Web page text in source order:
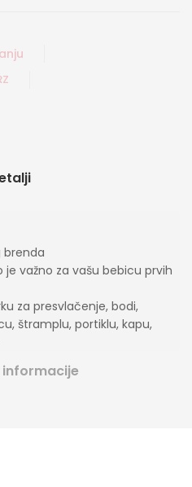
brenda
važno za vašu bebicu prvih
za presvlačenje, bodi,
štramplu, portiklu, kapu,